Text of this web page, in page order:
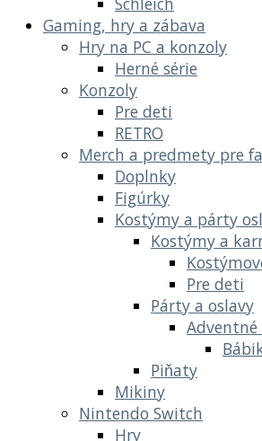
Gaming, hry a zábava
Hry na PC a konzoly
Herné série
Konzoly
Pre deti
RETRO
Merch a predmety pre
Doplnky
Figúrky
Kostýmy a párty
Kostýmy a
Pre deti
Párty a oslavy
Piňaty
Mikiny
Nintendo Switch
Hry